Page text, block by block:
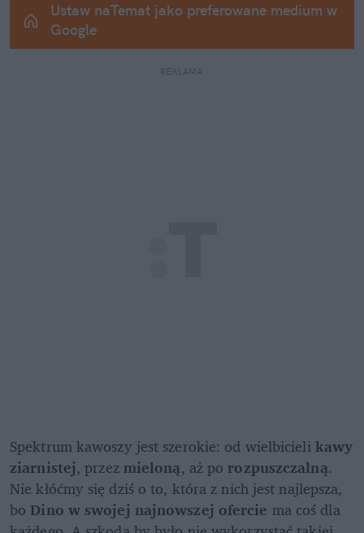
Ustaw naTemat jako preferowane medium w
Google
REKLAMA
Spektrum kawoszy jest szerokie: od wielbicieli kawy
ziarnistej, przez mieloną, aż po rozpuszczalną.
Nie kłóćmy się dziś o to, która z nich jest najlepsza,
bo Dino w swojej najnowszej ofercie ma coś dla